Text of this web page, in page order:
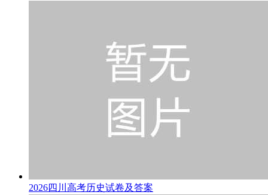
2026四川高考历史试卷及答案